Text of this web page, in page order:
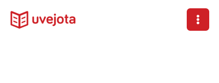
contenido